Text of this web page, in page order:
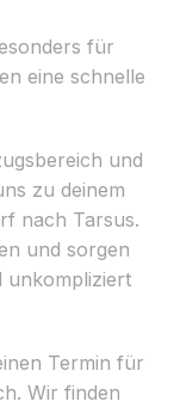
für
eine schnelle
und
zu deinem
nach Tarsus.
und sorgen
unkompliziert
Termin für
Wir finden